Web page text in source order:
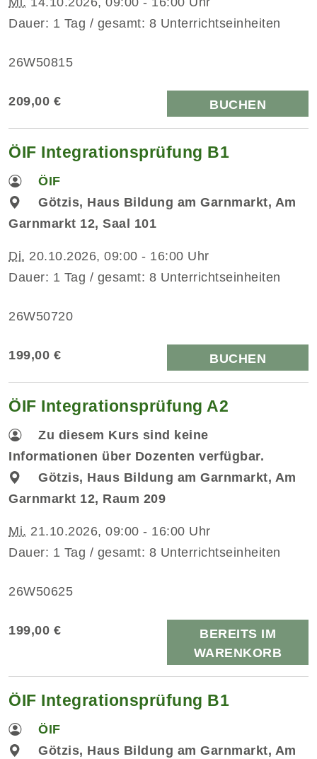
Dauer: 1 Tag / gesamt: 8 Unterrichtseinheiten
26W50815
209,00 € BUCHEN
ÖIF Integrationsprüfung B1
ÖIF
Götzis, Haus Bildung am Garnmarkt, Am
Garnmarkt 12, Saal 101
Di. 20.10.2026, 09:00 - 16:00 Uhr
Dauer: 1 Tag / gesamt: 8 Unterrichtseinheiten
26W50720
199,00 € BUCHEN
ÖIF Integrationsprüfung A2
Zu diesem Kurs sind keine
Informationen über Dozenten verfügbar.
Götzis, Haus Bildung am Garnmarkt, Am
Garnmarkt 12, Raum 209
Mi. 21.10.2026, 09:00 - 16:00 Uhr
Dauer: 1 Tag / gesamt: 8 Unterrichtseinheiten
26W50625
199,00 €
BEREITS IM
WARENKORB
ÖIF Integrationsprüfung B1
ÖIF
Götzis, Haus Bildung am Garnmarkt, Am